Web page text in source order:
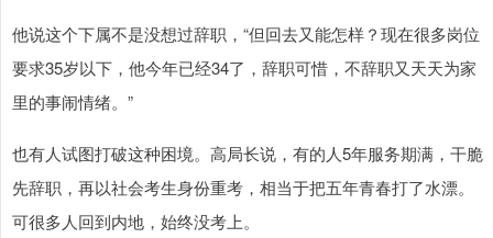
他说这个下属不是没想过辞职，“但回去又能怎样？现在很多岗位
要求35岁以下，他今年已经34了，辞职可惜，不辞职又天天为家
里的事闹情绪。”
也有人试图打破这种困境。高局长说，有的人5年服务期满，干脆
先辞职，再以社会考生身份重考，相当于把五年青春打了水漂。
可很多人回到内地，始终没考上。